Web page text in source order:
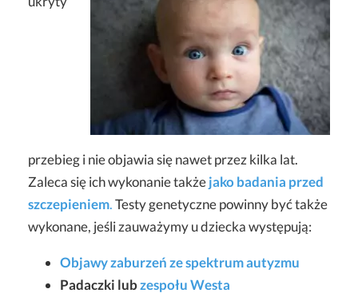
przebieg i nie objawia się nawet przez kilka lat.
Zaleca się ich wykonanie takżejako badania przed
szczepieniem.Testy genetyczne powinny być także
wykonane, jeśli zauważymy u dziecka występują:
Objawy zaburzeń ze spektrum autyzmu
Padaczki lubzespołu Westa